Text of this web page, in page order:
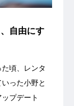
自由にす
頃、レンタ
った小野と
プデート